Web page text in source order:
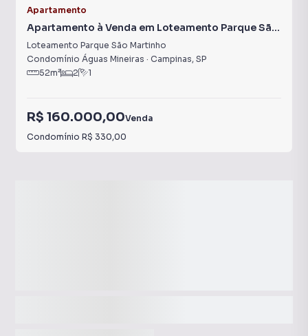
Apartamento
Apartamento à Venda em Loteamento Parque São
Martinho
Loteamento Parque São Martinho
Condomínio Águas Mineiras · Campinas, SP
52m² 2 1
R$ 160.000,00Venda
Condomínio R$ 330,00